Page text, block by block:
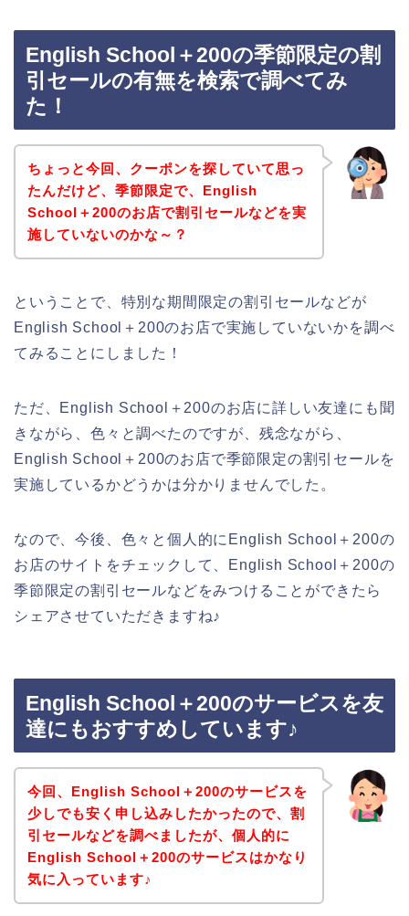
English School＋200の季節限定の割
引セールの有無を検索で調べてみ
た！
ちょっと今回、クーポンを探していて思っ
たんだけど、季節限定で、English
School＋200のお店で割引セールなどを実
施していないのかな～？
ということで、特別な期間限定の割引セールなどが
English School＋200のお店で実施していないかを調べ
てみることにしました！
ただ、English School＋200のお店に詳しい友達にも聞
きながら、色々と調べたのですが、残念ながら、
English School＋200のお店で季節限定の割引セールを
実施しているかどうかは分かりませんでした。
なので、今後、色々と個人的にEnglish School＋200の
お店のサイトをチェックして、English School＋200の
季節限定の割引セールなどをみつけることができたら
シェアさせていただきますね♪
English School＋200のサービスを友
達にもおすすめしています♪
今回、English School＋200のサービスを
少しでも安く申し込みしたかったので、割
引セールなどを調べましたが、個人的に
English School＋200のサービスはかなり
気に入っています♪